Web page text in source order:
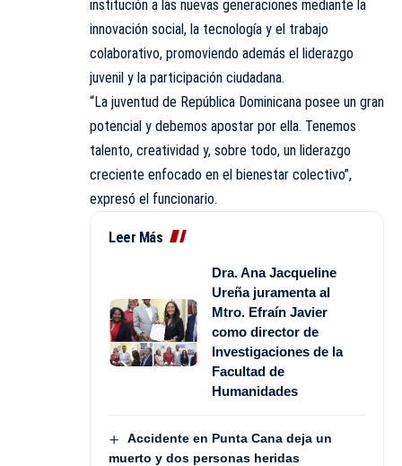
institución a las nuevas generaciones mediante la
innovación social, la tecnología y el trabajo
colaborativo, promoviendo además el liderazgo
juvenil y la participación ciudadana.
“La juventud de República Dominicana posee un gran
potencial y debemos apostar por ella. Tenemos
talento, creatividad y, sobre todo, un liderazgo
creciente enfocado en el bienestar colectivo”,
expresó el funcionario.
Leer Más
Dra. Ana Jacqueline
Ureña juramenta al
Mtro. Efraín Javier
como director de
Investigaciones de la
Facultad de
Humanidades
Accidente en Punta Cana deja un
muerto y dos personas heridas